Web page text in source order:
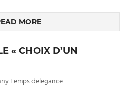
MORE
« CHOIX D’UN
Temps delegance